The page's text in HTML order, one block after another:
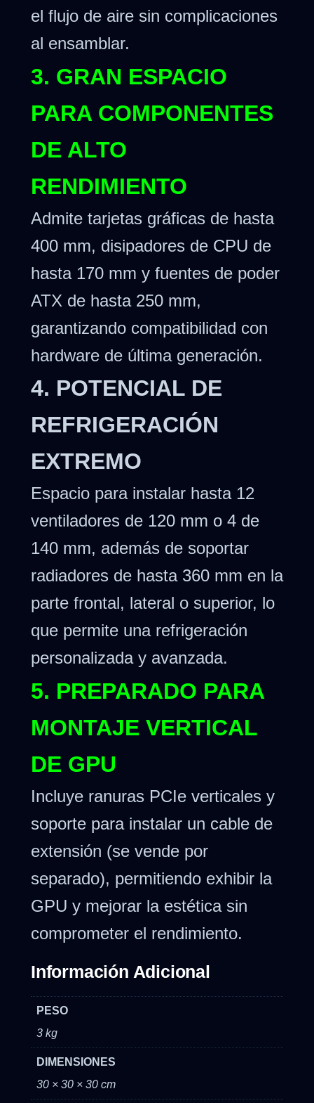
el flujo de aire sin complicaciones
al ensamblar.
3. GRAN ESPACIO
PARA COMPONENTES
DE ALTO
RENDIMIENTO
Admite tarjetas gráficas de hasta
400 mm, disipadores de CPU de
hasta 170 mm y fuentes de poder
ATX de hasta 250 mm,
garantizando compatibilidad con
hardware de última generación.
4. POTENCIAL DE
REFRIGERACIÓN
EXTREMO
Espacio para instalar hasta 12
ventiladores de 120 mm o 4 de
140 mm, además de soportar
radiadores de hasta 360 mm en la
parte frontal, lateral o superior, lo
que permite una refrigeración
personalizada y avanzada.
5. PREPARADO PARA
MONTAJE VERTICAL
DE GPU
Incluye ranuras PCIe verticales y
soporte para instalar un cable de
extensión (se vende por
separado), permitiendo exhibir la
GPU y mejorar la estética sin
comprometer el rendimiento.
Información Adicional
PESO
3 kg
DIMENSIONES
30 × 30 × 30 cm